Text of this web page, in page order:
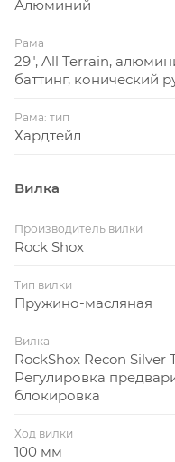
Алюминий
Рама
29", All Terrain,
баттинг, конический
Рама: тип
Хардтейл
Вилка
Производитель вилки
Rock Shox
Тип вилки
Пружино-масляная
Вилка
RockShox Recon Silver
Регулировка
блокировка
Ход вилки
100 мм